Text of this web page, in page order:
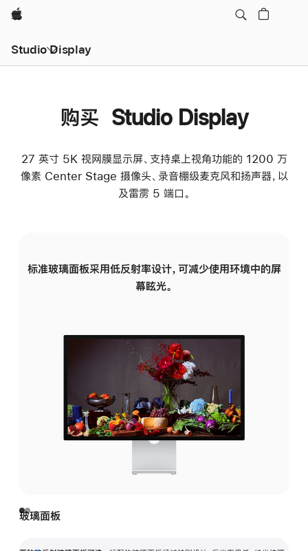
Apple
Studio Display
购买 Studio Display
27 英寸 5K 视网膜显示屏、支持桌上视角功能的 1200 万
像素 Center Stage 摄像头、录音棚级麦克风和扬声器，以
及雷雳 5 端口。
标准玻璃面板采用低反射率设计，可减少使用环境中的屏
幕眩光。
玻璃面板